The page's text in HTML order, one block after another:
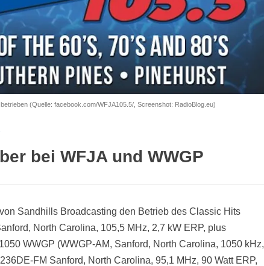
(Quelle: facebook.com/WFJA105.5/, Screenshot: RadioBlog.eu)
bei WFJA und WWGP
Sandhills Broadcasting den Betrieb des Classic Hits
North Carolina, 105,5 MHz, 2,7 kW ERP, plus
WWGP (WWGP-AM, Sanford, North Carolina, 1050 kHz,
FM Sanford, North Carolina, 95,1 MHz, 90 Watt ERP,